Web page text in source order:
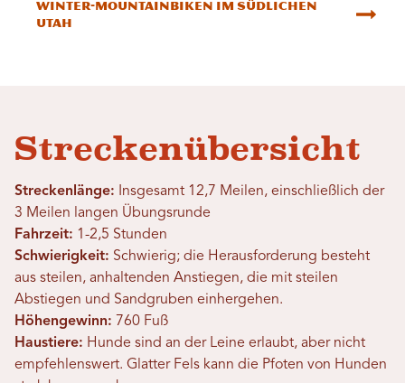
Winter-Mountainbiken im südlichen
Utah
Streckenübersicht
Streckenlänge: Insgesamt 12,7 Meilen, einschließlich der
3 Meilen langen Übungsrunde
Fahrzeit: 1-2,5 Stunden
Schwierigkeit: Schwierig; die Herausforderung besteht
aus steilen, anhaltenden Anstiegen, die mit steilen
Abstiegen und Sandgruben einhergehen.
Höhengewinn: 760 Fuß
Haustiere: Hunde sind an der Leine erlaubt, aber nicht
empfehlenswert. Glatter Fels kann die Pfoten von Hunden